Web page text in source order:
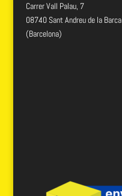
Carrer Vall Palau, 7
08740 Sant Andreu de la Barca
(Barcelona)